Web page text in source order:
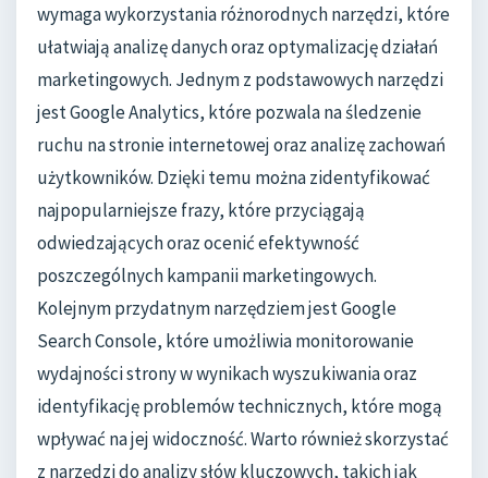
wymaga wykorzystania różnorodnych narzędzi, które
ułatwiają analizę danych oraz optymalizację działań
marketingowych. Jednym z podstawowych narzędzi
jest Google Analytics, które pozwala na śledzenie
ruchu na stronie internetowej oraz analizę zachowań
użytkowników. Dzięki temu można zidentyfikować
najpopularniejsze frazy, które przyciągają
odwiedzających oraz ocenić efektywność
poszczególnych kampanii marketingowych.
Kolejnym przydatnym narzędziem jest Google
Search Console, które umożliwia monitorowanie
wydajności strony w wynikach wyszukiwania oraz
identyfikację problemów technicznych, które mogą
wpływać na jej widoczność. Warto również skorzystać
z narzędzi do analizy słów kluczowych, takich jak